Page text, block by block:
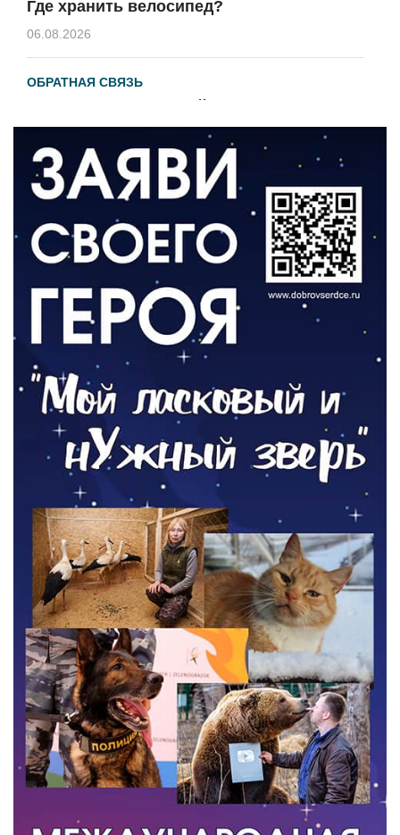
Где хранить велосипед?
06.08.2026
ОБРАТНАЯ СВЯЗЬ
ВЛАСТЬ
День памяти и «Симфония народов»
06.08.2026
Новый настил на экотропе
05.08.2026